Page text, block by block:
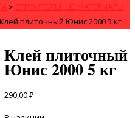
> СТРОИТЕЛЬНЫЕ МАТЕРИАЛЫ
Клей плиточный Юнис 2000 5 кг
Клей плиточный
Юнис 2000 5 кг
290,00₽